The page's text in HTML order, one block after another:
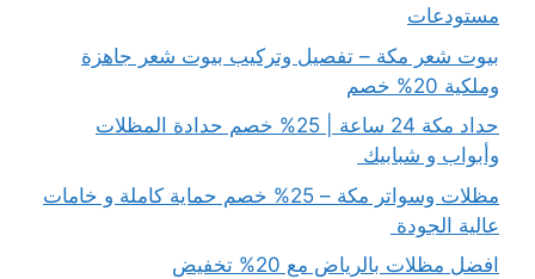
مستودعات
بيوت شعر مكة – تفصيل وتركيب بيوت شعر جاهزة
وملكية 20% خصم
حداد مكة 24 ساعة | 25% خصم حدادة المظلات
وأبواب و شبابيك
مظلات وسواتر مكة – 25% خصم حماية كاملة و خامات
عالية الجودة
افضل مظلات بالرياض مع 20% تخفيض